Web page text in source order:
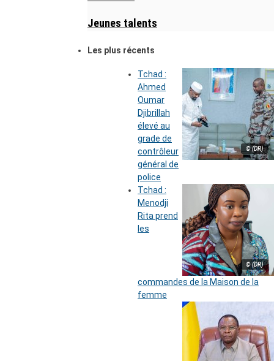
Jeunes talents
Les plus récents
© (DR)
Tchad :
Ahmed
Oumar
Djibrillah
élevé au
grade de
contrôleur
général de
police
© (DR)
Tchad :
Menodji
Rita prend
les
commandes de la Maison de la
femme